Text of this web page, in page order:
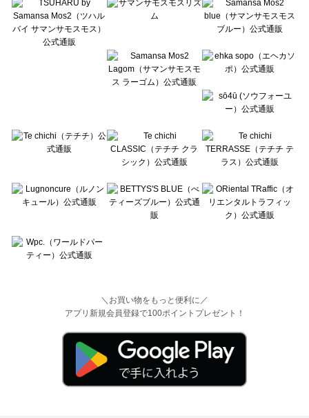
Lugnoncure（ルノンキュール）のシューズ一覧
BETTY'S BLUE（べティーズブルー）のシューズ一覧
Wpc.（ワールドパーティー）のシューズ一覧
＼お買い物をもっと便利に／
アプリ新規会員登録で100ポイントプレゼント！